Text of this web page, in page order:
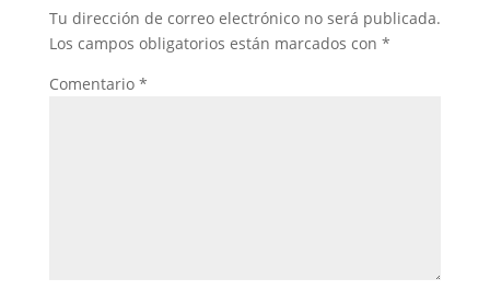
Tu dirección de correo electrónico no será publicada.
Los campos obligatorios están marcados con *
Comentario *